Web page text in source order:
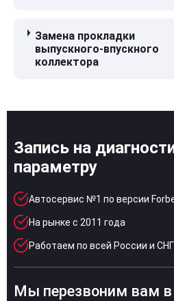
Замена прокладки
выпускного-впускного
коллектора
Запись на
параметру
Автосервис №1 по версии
На рынке с 2011 года
Работаем по всей России и СНГ
Мы перезвоним вам в